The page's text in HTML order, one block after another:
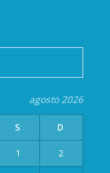
agosto 2026
S D
1 2